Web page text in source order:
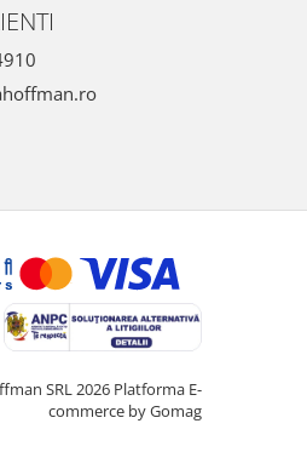
SRL 2026 Platforma E-
commerce by Gomag